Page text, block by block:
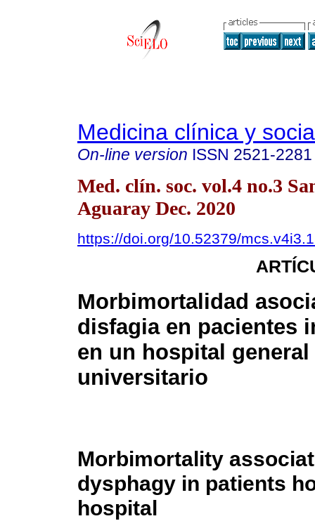
Medicina clínica y
On-line version ISSN 2521-2281
Med. clín. soc. vol.4 no.3
Aguaray Dec. 2020
https://doi.org/10.52379/
Morbimortalidad
disfagia en pacientes
en un hospital general
universitario
Morbimortality
dysphagy in patients
hospital